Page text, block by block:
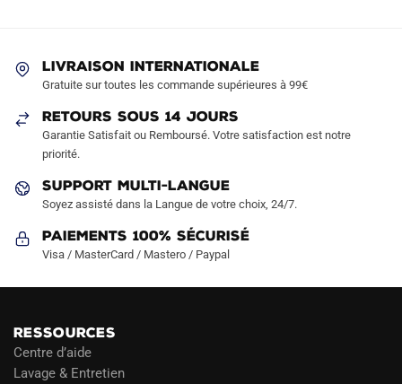
choisies
la
page
produit
page
LIVRAISON INTERNATIONALE
Gratuite sur toutes les commande supérieures à 99€
RETOURS SOUS 14 JOURS
Garantie Satisfait ou Remboursé. Votre satisfaction est notre
priorité.
SUPPORT MULTI-LANGUE
Soyez assisté dans la Langue de votre choix, 24/7.
Paiements 100% Sécurisé
Visa / MasterCard / Mastero / Paypal
RESSOURCES
Centre d’aide
Lavage & Entretien